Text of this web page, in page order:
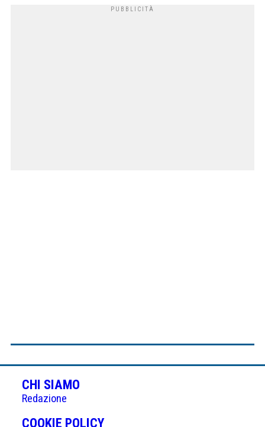
CHI SIAMO
Redazione
COOKIE POLICY(APRE